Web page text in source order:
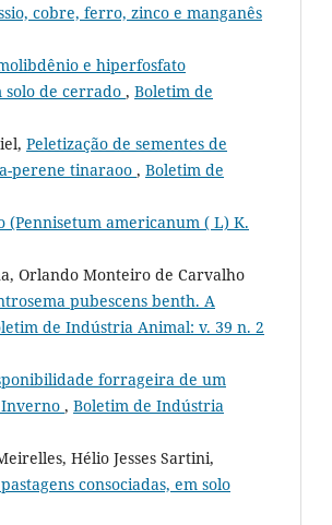
cobre, ferro, zinco e manganês
e hiperfosfato
solo de cerrado , Boletim de
Peletização de sementes de
perene tinaraoo , Boletim de
(Pennisetum americanum ( L) K.
Orlando Monteiro de Carvalho
pubescens benth. A
de Indústria Animal: v. 39 n. 2
forrageira de um
Inverno , Boletim de Indústria
Hélio Jesses Sartini,
consociadas, em solo